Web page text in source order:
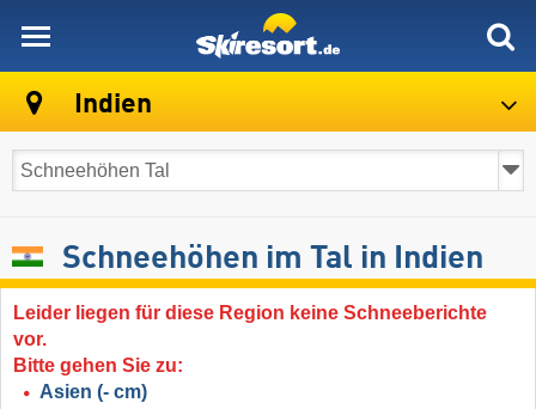
Indien
Schneehöhen im Tal in Indien
Leider liegen für diese Region keine Schneeberichte
vor.
Bitte gehen Sie zu:
Asien (- cm)